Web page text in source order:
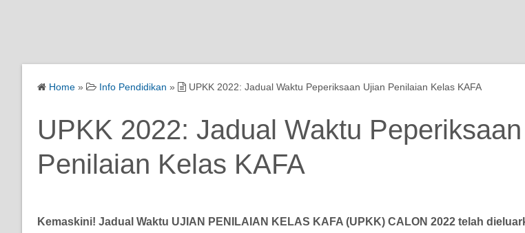
Home » Info Pendidikan » UPKK 2022: Jadual Waktu Peperiksaan Ujian Penilaian Kelas KAFA
UPKK 2022: Jadual Waktu
Penilaian Kelas KAFA
Kemaskini! Jadual Waktu UJIAN PENILAIAN KELAS KAFA (UPKK) CALON 2022 telah